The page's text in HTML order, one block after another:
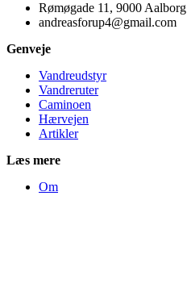
Rømøgade 11, 9000 Aalborg
andreasforup4@gmail.com
Genveje
Vandreudstyr
Vandreruter
Caminoen
Hærvejen
Artikler
Læs mere
Om